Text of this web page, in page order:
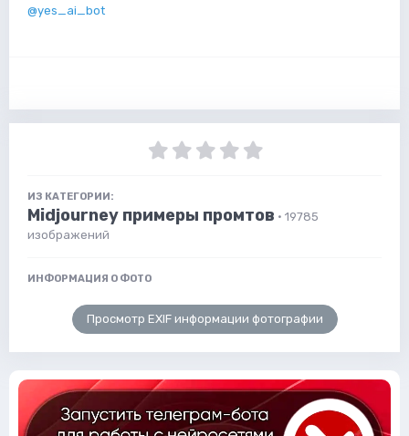
@yes_ai_bot
ИЗ КАТЕГОРИИ:
Midjourney примеры промтов · 19785
изображений
ИНФОРМАЦИЯ О ФОТО
Просмотр EXIF информации фотографии